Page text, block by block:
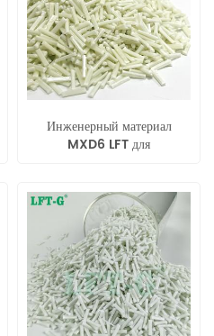
Инженерный материал
MXD6 LFT для